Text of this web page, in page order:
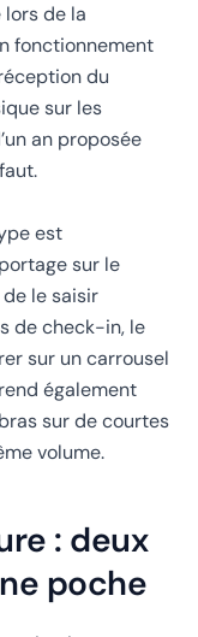
de la
fonctionnement
du
sur les
an proposée
est
sur le
le saisir
de check-in, le
sur un carrousel
également
sur de courtes
volume.
: deux
poche